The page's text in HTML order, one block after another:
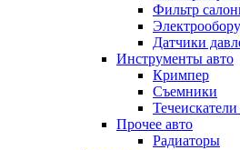
Фильтр
Датчики
Инструменты авто
Кримпер
Съемники
Течеискатели
Прочее авто
Радиаторы